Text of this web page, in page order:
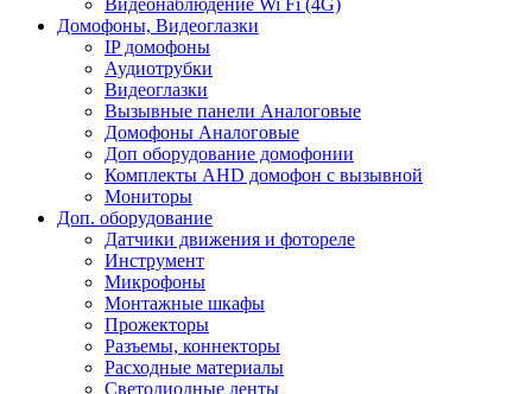
Видеонаблюдение Wi Fi (4G)
Домофоны, Видеоглазки
IP домофоны
Аудиотрубки
Видеоглазки
Вызывные панели Aналоговые
Домофоны Aналоговые
Доп оборудование домофонии
Комплекты AHD домофон с вызывной
Мониторы
Доп. оборудование
Датчики движения и фотореле
Инструмент
Микрофоны
Монтажные шкафы
Прожекторы
Разъемы, коннекторы
Расходные материалы
Светодиодные ленты